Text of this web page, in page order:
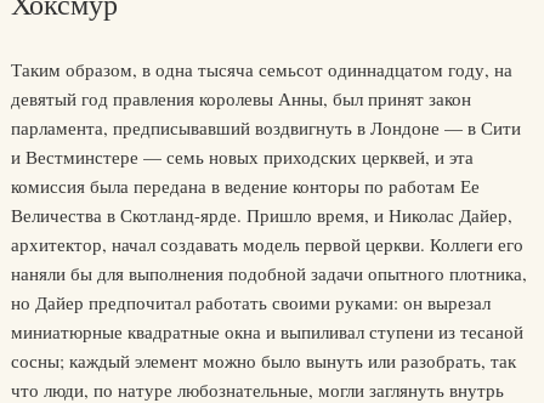
Таким образом, в одна тысяча семьсот одиннадцатом году, на
девятый год правления королевы Анны, был принят закон
парламента, предписывавший воздвигнуть в Лондоне — в Сити
и Вестминстере — семь новых приходских церквей, и эта
комиссия была передана в ведение конторы по работам Ее
Величества в Скотланд-ярде. Пришло время, и Николас Дайер,
архитектор, начал создавать модель первой церкви. Коллеги его
наняли бы для выполнения подобной задачи опытного плотника,
но Дайер предпочитал работать своими руками: он вырезал
миниатюрные квадратные окна и выпиливал ступени из тесаной
сосны; каждый элемент можно было вынуть или разобрать, так
что люди, по натуре любознательные, могли заглянуть внутрь